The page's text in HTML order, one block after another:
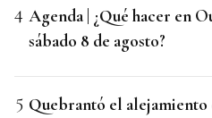
Agenda | ¿Qué hacer en
sábado 8 de agosto?
Quebrantó el alejamiento